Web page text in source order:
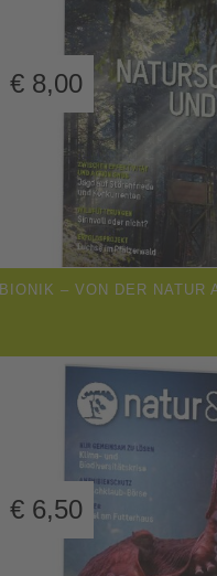
€ 8,00
BIONIK – VON DER NATUR
€ 6,50